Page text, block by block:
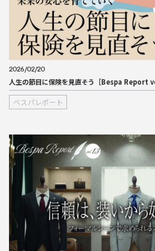
2026/02/20
人生の節目に保険を見直そう［Bespa Report
ベスパレポート